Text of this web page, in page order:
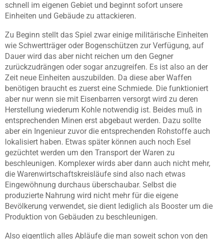
schnell im eigenen Gebiet und beginnt sofort unsere
Einheiten und Gebäude zu attackieren.
Zu Beginn stellt das Spiel zwar einige militärische Einheiten
wie Schwertträger oder Bogenschützen zur Verfügung, auf
Dauer wird das aber nicht reichen um den Gegner
zurückzudrängen oder sogar anzugreifen. Es ist also an der
Zeit neue Einheiten auszubilden. Da diese aber Waffen
benötigen braucht es zuerst eine Schmiede. Die funktioniert
aber nur wenn sie mit Eisenbarren versorgt wird zu deren
Herstellung wiederum Kohle notwendig ist. Beides muß in
entsprechenden Minen erst abgebaut werden. Dazu sollte
aber ein Ingenieur zuvor die entsprechenden Rohstoffe auch
lokalisiert haben. Etwas später können auch noch Esel
gezüchtet werden um den Transport der Waren zu
beschleunigen. Komplexer wirds aber dann auch nicht mehr,
die Warenwirtschaftskreisläufe sind also nach etwas
Eingewöhnung durchaus überschaubar. Selbst die
produzierte Nahrung wird nicht mehr für die eigene
Bevölkerung verwendet, sie dient lediglich als Booster um die
Produktion von Gebäuden zu beschleunigen.
Also eigentlich alles Abläufe die man soweit schon von den